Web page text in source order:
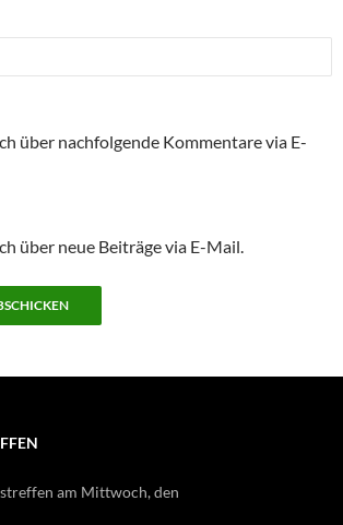
über nachfolgende Kommentare via E-
über neue Beiträge via E-Mail.
am Mittwoch, den